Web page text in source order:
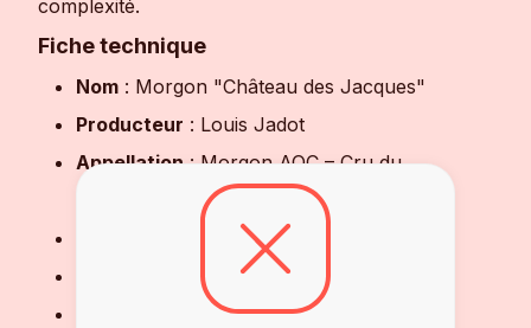
complexité.
Fiche technique
Nom : Morgon "Château des Jacques"
Producteur : Louis Jadot
Appellation: Morgon AOC – Cru du
: Beaujolais
: 100 % Gamay